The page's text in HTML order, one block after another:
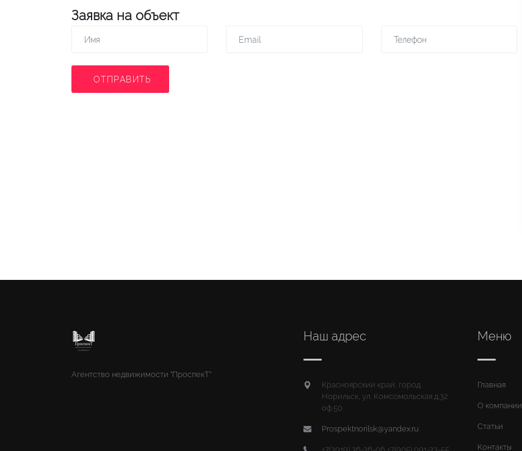
Заявка на объект
ОТПРАВИТЬ
Агентство недвижимости "ПроспекТ"
Наш адрес
Красноярский край, город
Норильск, ул. Комсомольская д.32
оф.50
Prospektnorilsk@yandex.ru
Меню
Главная
О компании
Статьи
Контакты